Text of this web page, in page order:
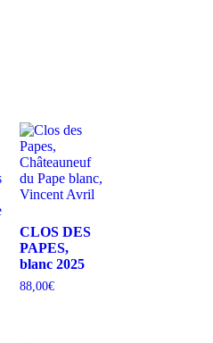
CLOS DES
PAPES,
blanc 2025
88,00€